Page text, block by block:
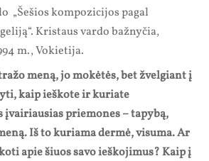
„Šešios kompozicijos pagal
Kristaus vardo bažnyčia,
m., Vokietija.
meną, jo mokėtės, bet žvelgiant į
kaip ieškote ir kuriate
įvairiausias priemones – tapybą,
Iš to kuriama dermė, visuma. Ar
apie šiuos savo ieškojimus? Kaip į